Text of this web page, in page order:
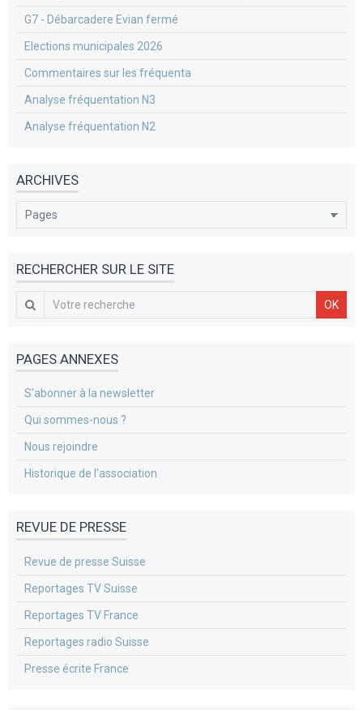
G7 - Débarcadere Evian fermé
Elections municipales 2026
Commentaires sur les fréquenta
Analyse fréquentation N3
Analyse fréquentation N2
ARCHIVES
RECHERCHER SUR LE SITE
OK
PAGES ANNEXES
S'abonner à la newsletter
Qui sommes-nous ?
Nous rejoindre
Historique de l'association
REVUE DE PRESSE
Revue de presse Suisse
Reportages TV Suisse
Reportages TV France
Reportages radio Suisse
Presse écrite France